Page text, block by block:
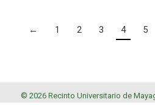
← 1 2 3 4 5
© 2026 Recinto Universitario de